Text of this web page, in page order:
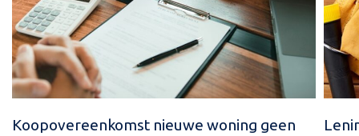
Koopovereenkomst nieuwe woning geen